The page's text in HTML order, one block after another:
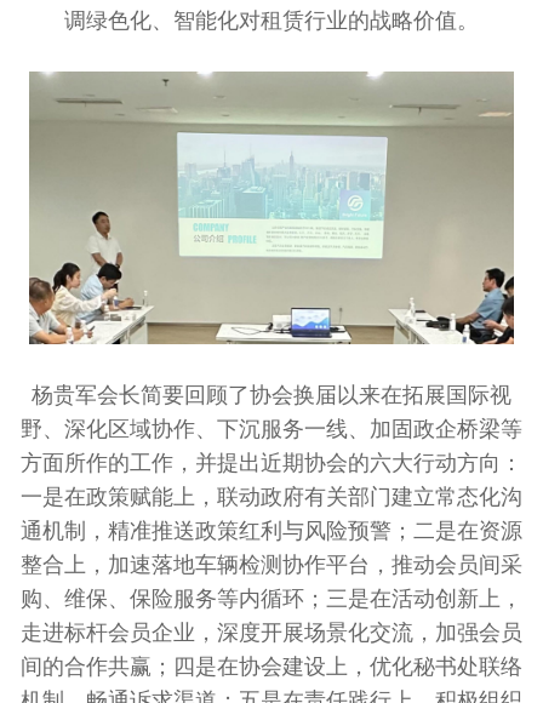
调绿色化、智能化对租赁行业的战略价值。
杨贵军会长简要回顾了协会换届以来在拓展国际视
野、深化区域协作、下沉服务一线、加固政企桥梁等
方面所作的工作，并提出近期协会的六大行动方向：
一是在政策赋能上，联动政府有关部门建立常态化沟
通机制，精准推送政策红利与风险预警；二是在资源
整合上，加速落地车辆检测协作平台，推动会员间采
购、维保、保险服务等内循环；三是在活动创新上，
走进标杆会员企业，深度开展场景化交流，加强会员
间的合作共赢；四是在协会建设上，优化秘书处联络